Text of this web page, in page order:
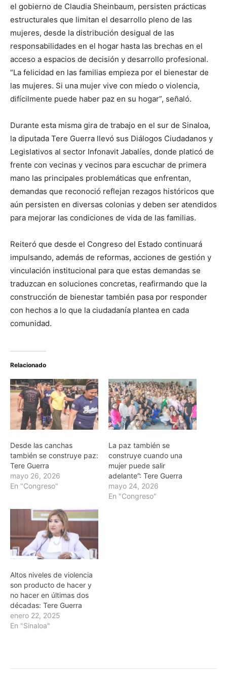
el gobierno de Claudia Sheinbaum, persisten prácticas
estructurales que limitan el desarrollo pleno de las
mujeres, desde la distribución desigual de las
responsabilidades en el hogar hasta las brechas en el
acceso a espacios de decisión y desarrollo profesional.
“La felicidad en las familias empieza por el bienestar de
las mujeres. Si una mujer vive con miedo o violencia,
difícilmente puede haber paz en su hogar”, señaló.
Durante esta misma gira de trabajo en el sur de Sinaloa,
la diputada Tere Guerra llevó sus Diálogos Ciudadanos y
Legislativos al sector Infonavit Jabalíes, donde platicó de
frente con vecinas y vecinos para escuchar de primera
mano las principales problemáticas que enfrentan,
demandas que reconoció reflejan rezagos históricos que
aún persisten en diversas colonias y deben ser atendidos
para mejorar las condiciones de vida de las familias.
Reiteró que desde el Congreso del Estado continuará
impulsando, además de reformas, acciones de gestión y
vinculación institucional para que estas demandas se
traduzcan en soluciones concretas, reafirmando que la
construcción de bienestar también pasa por responder
con hechos a lo que la ciudadanía plantea en cada
comunidad.
Relacionado
Desde las canchas
también se construye paz:
Tere Guerra
mayo 26, 2026
En "Congreso"
La paz también se
construye cuando una
mujer puede salir
adelante”: Tere Guerra
mayo 24, 2026
En "Congreso"
Altos niveles de violencia
son producto de hacer y
no hacer en últimas dos
décadas: Tere Guerra
enero 22, 2025
En "Sinaloa"